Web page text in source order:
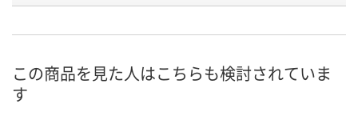
号
お届け日
この商品を見た人はこちらも検討されていま
す